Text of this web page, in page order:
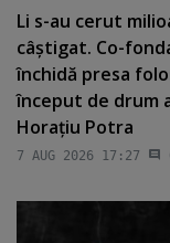
Li s-au cerut
câştigat. Co-
închidă presa
început de drum
Horaţiu Potra
7 AUG 2026 17:27